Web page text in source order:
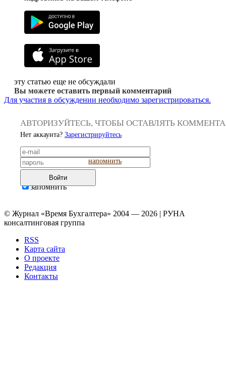
эту статью еще не обсуждали
Вы можете оставить первый комментарий
Для участия в обсуждении необходимо зарегистрироваться.
АВТОРИЗУЙТЕСЬ, ЧТОБЫ ОСТАВЛЯТЬ
Нет аккаунта? Зарегистрируйтесь
напомнить
Войти
запомнить
© Журнал «Время Бухгалтера» 2004 — 2026 | РУНА
консалтинговая группа
RSS
Карта сайта
О проекте
Редакция
Контакты